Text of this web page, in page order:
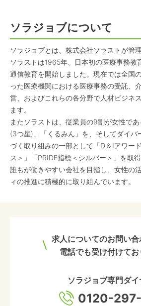
ソラジョブについて
ソラジョブとは、株式会社ソラストが管
ソラストは1965年、日本初の医療事務教
通信教育を開始しました。現在では全国
った医療機関における医療事務の受託、
営、およびこれらの各分野で人材ビジネ
ます。
またソラストは、従業員の9割が女性で
(3つ星)」「くるみん」を、そしてダイバ
づく取り組みの一部として「D＆Iアワー
ス＞」「PRIDE指標＜シルバー＞」を取得
誰もが働きやすい会社を目指し、女性の
ィの推進に積極的に取り組んでいます。
求人についてのお問い
電話でも受け付けて
ソラジョブ専門ダ
0120-